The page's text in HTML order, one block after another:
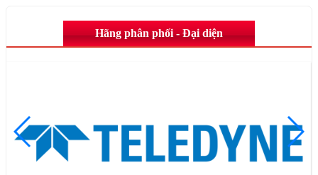
Hãng phân phối - Đại diện